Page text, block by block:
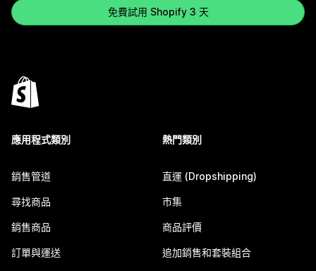
免費試用 Shopify 3 天
應用程式類別
銷售管道
尋找商品
銷售商品
訂單與運送
熱門類別
直運 (Dropshipping)
市集
商品評價
追加銷售和套裝組合